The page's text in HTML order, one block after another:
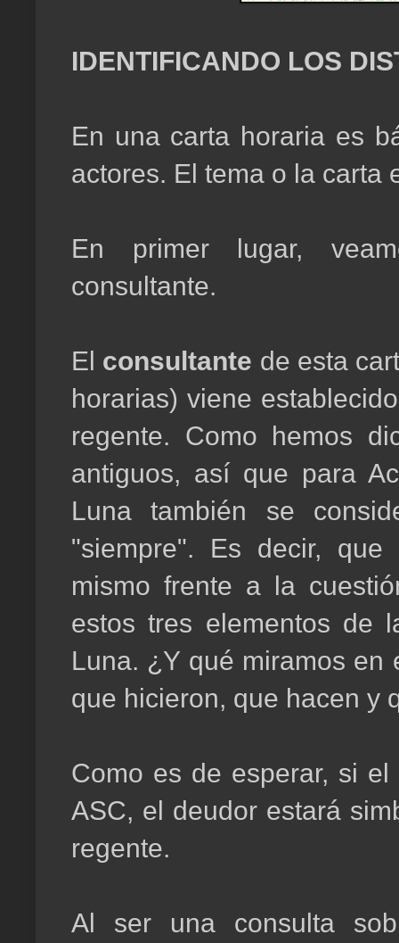
IDENTIFICANDO LOS
En una carta horaria es
actores. El tema o la carta
En primer lugar,
consultante.
El consultante de esta
horarias) viene
regente. Como hemos
antiguos, así que para
Luna también se
"siempre". Es decir,
mismo frente a la
estos tres elementos de
Luna. ¿Y qué miramos en
que hicieron, que hacen y
Como es de esperar, si
ASC, el deudor estará
regente.
Al ser una consulta